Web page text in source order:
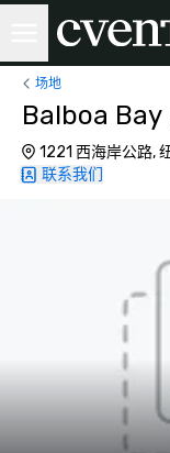
场地
Balboa
1221 西海岸公路,
联系我们